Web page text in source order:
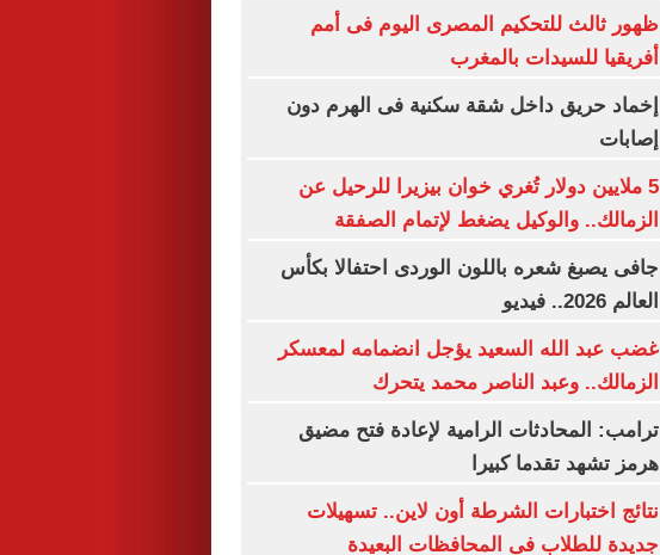
ظهور ثالث للتحكيم المصرى اليوم فى أمم
أفريقيا للسيدات بالمغرب
إخماد حريق داخل شقة سكنية فى الهرم دون
إصابات
5 ملايين دولار تُغري خوان بيزيرا للرحيل عن
الزمالك.. والوكيل يضغط لإتمام الصفقة
جافى يصبغ شعره باللون الوردى احتفالا بكأس
العالم 2026.. فيديو
غضب عبد الله السعيد يؤجل انضمامه لمعسكر
الزمالك.. وعبد الناصر محمد يتحرك
ترامب: المحادثات الرامية لإعادة فتح مضيق
هرمز تشهد تقدما كبيرا
نتائج اختبارات الشرطة أون لاين.. تسهيلات
جديدة للطلاب فى المحافظات البعيدة